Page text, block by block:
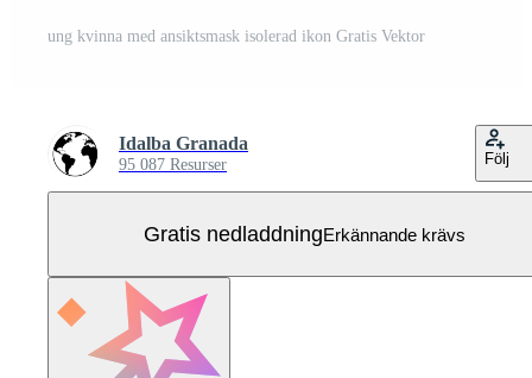
ung kvinna med ansiktsmask isolerad ikon Gratis Vektor
Idalba Granada
95 087 Resurser Följ
Gratis nedladdningErkännande krävs